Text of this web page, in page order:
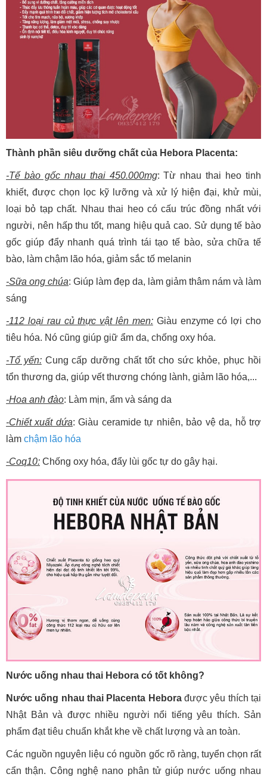
Thành phần siêu dưỡng chất của Hebora Placenta:
-Tế bào gốc nhau thai 450.000mg: Từ nhau thai heo tinh
khiết, được chọn lọc kỹ lưỡng và xử lý hiện đại, khử mùi,
loại bỏ tạp chất. Nhau thai heo có cấu trúc đồng nhất với
người, nên hấp thu tốt, mang hiệu quả cao. Sử dụng tế bào
gốc giúp đẩy nhanh quá trình tái tạo tế bào, sửa chữa tế
bào, làm chậm lão hóa, giảm sắc tố melanin
-Sữa ong chúa: Giúp làm đẹp da, làm giảm thâm nám và làm
sáng
-112 loại rau củ thực vật lên men:Giàu enzyme có lợi cho
tiêu hóa. Nó cũng giúp giữ ẩm da, chống oxy hóa.
-Tổ yến:Cung cấp dưỡng chất tốt cho sức khỏe, phục hồi
tổn thương da, giúp vết thương chóng lành, giảm lão hóa,...
-Hoa anh đào: Làm mịn, ẩm và sáng da
-Chiết xuất dứa: Giàu ceramide tự nhiên, bảo vệ da, hỗ trợ
làm chậm lão hóa
-Coq10: Chống oxy hóa, đẩy lùi gốc tự do gây hại.
Nước uống nhau thai Hebora có tốt không?
Nước uống nhau thai Placenta Heborađược yêu thích tại
Nhật Bản và được nhiều người nổi tiếng yêu thích. Sản
phẩm đạt tiêu chuẩn khắt khe về chất lượng và an toàn.
Các nguồn nguyên liệu có nguồn gốc rõ ràng, tuyển chọn rất
cẩn thận. Công nghệ nano phân tử giúp nước uống nhau